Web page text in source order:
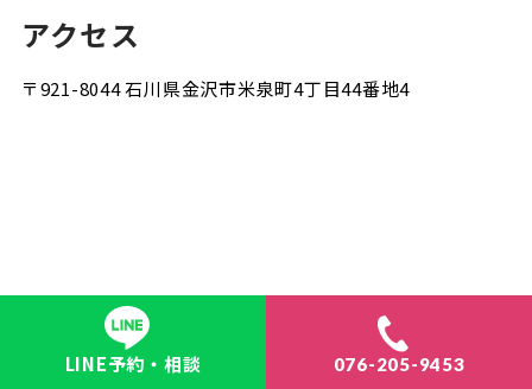
アクセス
〒921-8044 石川県金沢市米泉町4丁目44番地4
LINE予約・相談 076-205-9453